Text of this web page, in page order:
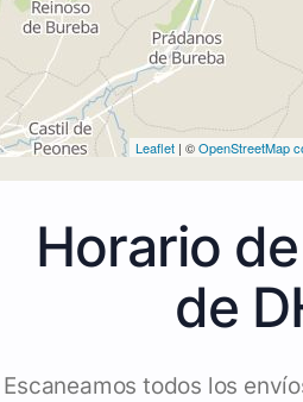
Leaflet | ©OpenStreetMap
Horario
de
Escaneamos todos los